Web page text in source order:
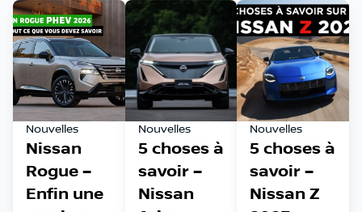
Nouvelles
Nissan
Rogue –
Enfin une
Nouvelles
5 choses à
savoir –
Nissan
Nouvelles
5 choses à
savoir –
Nissan Z